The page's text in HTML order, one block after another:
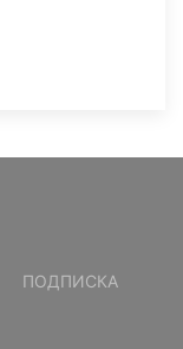
ПОДПИСКА